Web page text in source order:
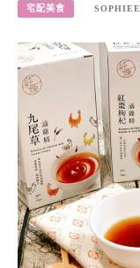
宅配美食 SOPHIEE